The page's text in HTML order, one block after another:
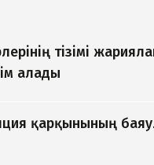
тізімі
алады
қарқынының